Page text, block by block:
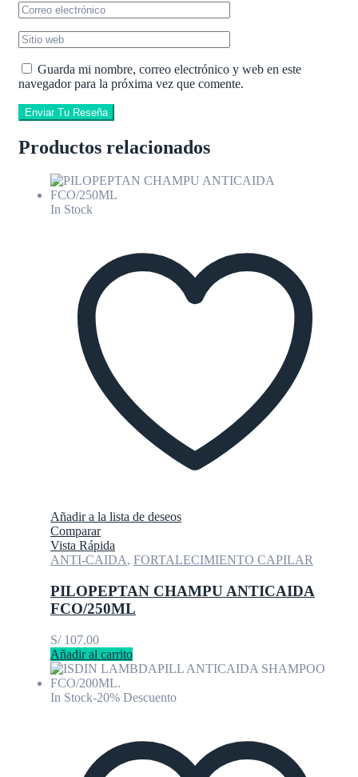
Guarda mi nombre, correo electrónico y web en este
navegador para la próxima vez que comente.
Enviar Tu Reseña
Productos relacionados
In Stock
Añadir a la lista de deseos
Comparar
Vista Rápida
ANTI-CAIDA, FORTALECIMIENTO CAPILAR
PILOPEPTAN CHAMPU ANTICAIDA
FCO/250ML
S/107.00
Añadir al carrito
In Stock-20% Descuento